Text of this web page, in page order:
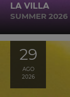
LA VILLA
SUMMER 2026
29
AGO
2026